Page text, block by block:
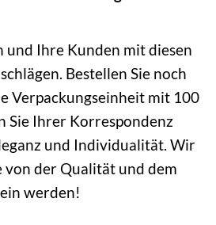
und Ihre Kunden mit diesen
Bestellen Sie noch
Verpackungseinheit mit 100
Sie Ihrer Korrespondenz
und Individualität. Wir
von der Qualität und dem
werden!